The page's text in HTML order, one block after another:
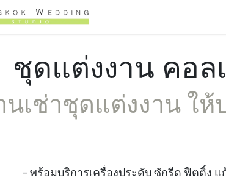
ชุดแต่งงาน คอล
นเช่าชุดแต่งงาน ให้
- พร้อมบริการเครื่องประดับ ซักรีด ฟิตติ้ง